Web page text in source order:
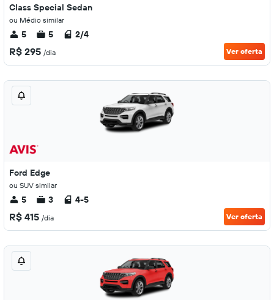
Class Special Sedan
ou Médio similar
5 5 2/4
R$ 295 /dia Ver oferta
Ford Edge
ou SUV similar
5 3 4-5
R$ 415 /dia Ver oferta